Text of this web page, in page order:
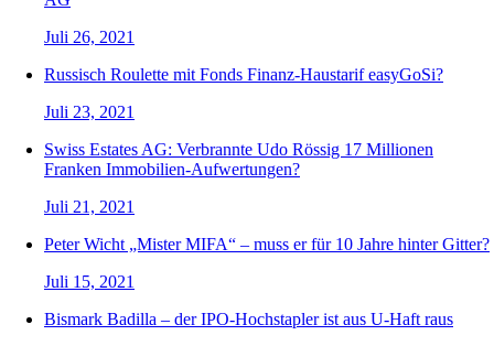
Juli 26, 2021
Russisch Roulette mit Fonds Finanz-Haustarif easyGoSi?
Juli 23, 2021
Swiss Estates AG: Verbrannte Udo Rössig 17 Millionen
Franken Immobilien-Aufwertungen?
Juli 21, 2021
Peter Wicht „Mister MIFA“ – muss er für 10 Jahre hinter Gitter?
Juli 15, 2021
Bismark Badilla – der IPO-Hochstapler ist aus U-Haft raus